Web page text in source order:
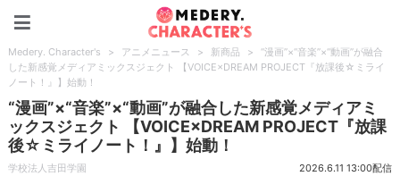
Medery. Character's > アニメニュース > 新商品 >
“漫画”×“音楽”×“動画”が融合
した新感覚メディアミックスジェクト 【VOICE×DREAM PROJECT『放課後☆ミライ
ノート！』】始動！
“漫画”×“音楽”×“動画”が融合した新感覚メディアミ
ックスジェクト 【VOICE×DREAM PROJECT『放課
後☆ミライノート！』】始動！
学校法人吉田学園 2026.6.11 13:00配信